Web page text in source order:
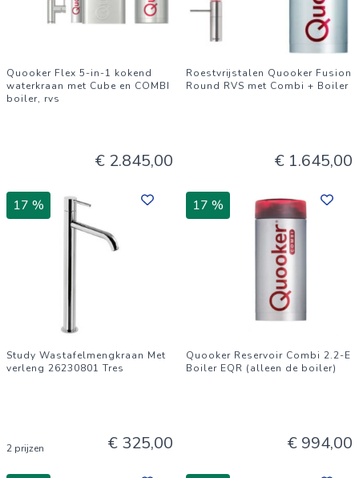
Quooker Flex 5-in-1 kokend
waterkraan met Cube en COMBI
boiler, rvs
€ 2.845,00
Roestvrijstalen Quooker Fusion
Round RVS met Combi + Boiler
€ 1.645,00
17 %
Study Wastafelmengkraan Met
verleng 26230801 Tres
2 prijzen € 325,00
17 %
Quooker Reservoir Combi 2.2-E
Boiler EQR (alleen de boiler)
€ 994,00